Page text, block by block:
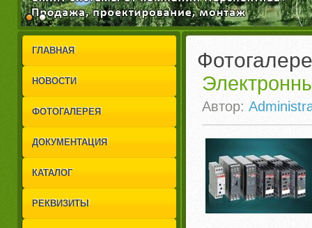
1
2
ГЛАВНАЯ
НОВОСТИ
ФОТОГАЛЕРЕЯ
ДОКУМЕНТАЦИЯ
КАТАЛОГ
РЕКВИЗИТЫ
Автор: